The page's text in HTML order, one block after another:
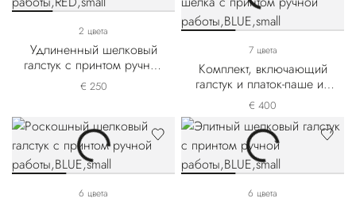
2 цвета
Удлиненный шелковый
галстук с принтом ручной
работы
€ 250
7 цвета
Комплект, включающий
галстук и платок-паше из
шелка с принтом ручной
работы
€ 400
6 цвета 6 цвета